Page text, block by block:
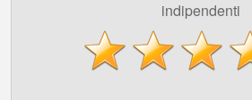
indipendenti